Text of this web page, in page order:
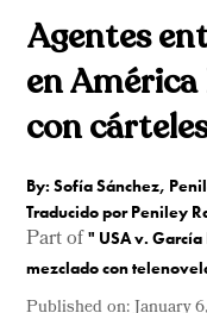
Agentes
en
con
By: Sofía Sánchez,
Traducido por Peniley
Part of" USA v.
mezclado con